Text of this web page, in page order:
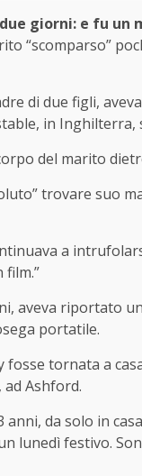
giorni: e fu
“scomparso”
di due figli,
in Inghilterra,
del marito
trovare suo
a
aveva riportato
portatile.
fosse tornata a
Ashford.
da solo in
lunedì festivo.